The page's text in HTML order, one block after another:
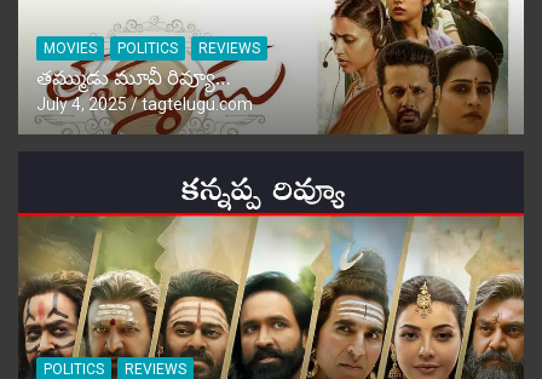
MOVIES POLITICS REVIEWS
తమ్ముడు మూవీ రివ్యూ…
July 4, 2025 tagtelugu.com
POLITICS REVIEWS